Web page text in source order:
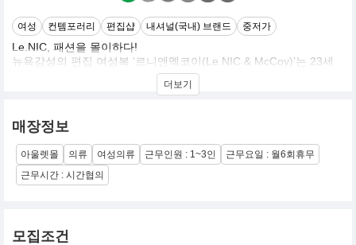
여성 컨템포러리 편집샵 내셔널(국내) 브랜드 중저가
Le.NIC, 패션을 몰이하다!
뉴욕감성의 편집 여성복 ‘르니앤멕코이(Le.NIC & McCoy)’는 23세
~27세 여성을 마인드 타겟으로
실구매층인 30대 초반부터 40대를 아우르는 폭넓은 감성의 제품들
민감한 여성들에게 도회적이고 세련된 트렌드를 제안하고 있으며
늘 새롭고 신선한 브랜드 컬쳐와 이미지를지속적으로 만들어 갈 예
정이다.
더보기
매장정보
아울렛몰 의류 여성의류 근무인원 : 1~3인
근무요일 : 월6회휴무
근무시간 : 시간협의
모집조건